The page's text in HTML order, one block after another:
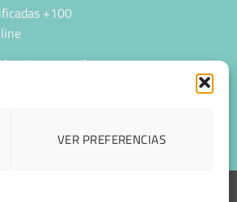
VER PREFERENCIAS
+100
otro proveedor